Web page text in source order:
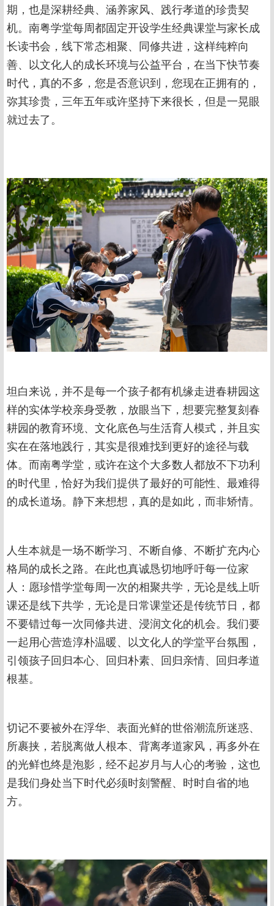
期，也是深耕经典、涵养家风、践行孝道的珍贵契
机。南粤学堂每周都固定开设学生经典课堂与家长成
长读书会，线下常态相聚、同修共进，这样纯粹向
善、以文化人的成长环境与公益平台，在当下快节奏
时代，真的不多，您是否意识到，您现在正拥有的，
弥其珍贵，三年五年或许坚持下来很长，但是一晃眼
就过去了。
坦白来说，并不是每一个孩子都有机缘走进春耕园这
样的实体学校亲身受教，放眼当下，想要完整复刻春
耕园的教育环境、文化底色与生活育人模式，并且实
实在在落地践行，其实是很难找到更好的途径与载
体。而南粤学堂，或许在这个大多数人都放不下功利
的时代里，恰好为我们提供了最好的可能性、最难得
的成长道场。静下来想想，真的是如此，而非矫情。
人生本就是一场不断学习、不断自修、不断扩充内心
格局的成长之路。在此也真诚恳切地呼吁每一位家
人：愿珍惜学堂每周一次的相聚共学，无论是线上听
课还是线下共学，无论是日常课堂还是传统节日，都
不要错过每一次同修共进、浸润文化的机会。我们要
一起用心营造淳朴温暖、以文化人的学堂平台氛围，
引领孩子回归本心、回归朴素、回归亲情、回归孝道
根基。
切记不要被外在浮华、表面光鲜的世俗潮流所迷惑、
所裹挟，若脱离做人根本、背离孝道家风，再多外在
的光鲜也终是泡影，经不起岁月与人心的考验，这也
是我们身处当下时代必须时刻警醒、时时自省的地
方。